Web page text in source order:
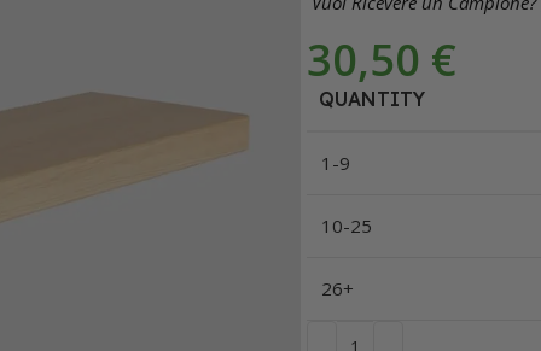
30,50 €
QUANTITY
1-9
10-25
26+